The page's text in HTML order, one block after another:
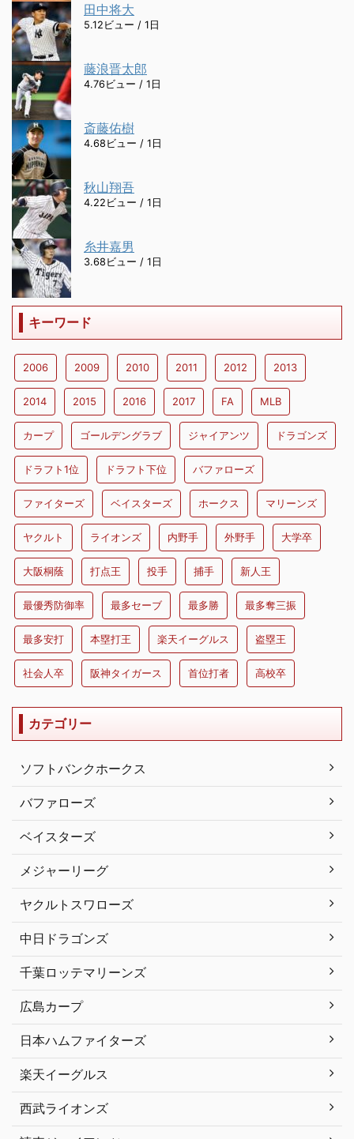
田中将大
5.12ビュー / 1日
藤浪晋太郎
4.76ビュー / 1日
斎藤佑樹
4.68ビュー / 1日
秋山翔吾
4.22ビュー / 1日
糸井嘉男
3.68ビュー / 1日
キーワード
2006 2009 2010 2011 2012 2013
2014 2015 2016 2017 FA MLB
カープ ゴールデングラブ ジャイアンツ ドラゴンズ
ドラフト1位 ドラフト下位 バファローズ
ファイターズ ベイスターズ ホークス マリーンズ
ヤクルト ライオンズ 内野手 外野手 大学卒
大阪桐蔭 打点王 投手 捕手 新人王
最優秀防御率 最多セーブ 最多勝 最多奪三振
最多安打 本塁打王 楽天イーグルス 盗塁王
社会人卒 阪神タイガース 首位打者 高校卒
カテゴリー
ソフトバンクホークス
バファローズ
ベイスターズ
メジャーリーグ
ヤクルトスワローズ
中日ドラゴンズ
千葉ロッテマリーンズ
広島カープ
日本ハムファイターズ
楽天イーグルス
西武ライオンズ